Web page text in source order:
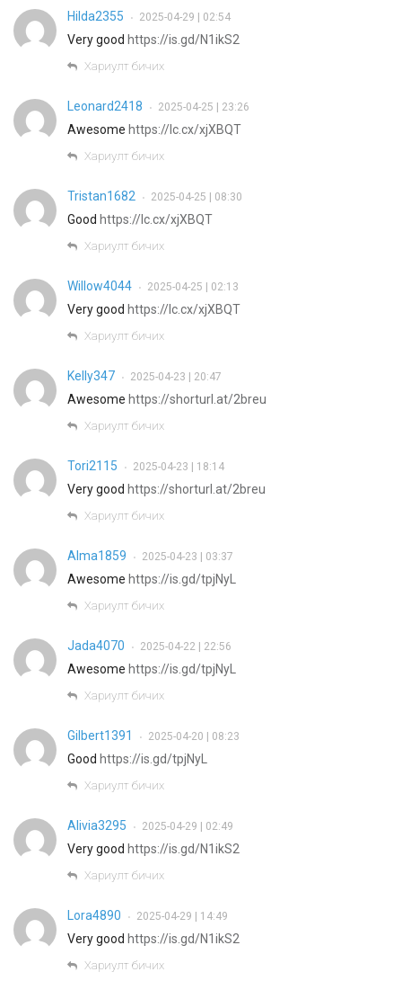
Hilda2355 • 2025-04-29 | 02:54
Very good https://is.gd/N1ikS2
Хариулт бичих
Leonard2418 • 2025-04-25 | 23:26
Awesome https://lc.cx/xjXBQT
Хариулт бичих
Tristan1682 • 2025-04-25 | 08:30
Good https://lc.cx/xjXBQT
Хариулт бичих
Willow4044 • 2025-04-25 | 02:13
Very good https://lc.cx/xjXBQT
Хариулт бичих
Kelly347 • 2025-04-23 | 20:47
Awesome https://shorturl.at/2breu
Хариулт бичих
Tori2115 • 2025-04-23 | 18:14
Very good https://shorturl.at/2breu
Хариулт бичих
Alma1859 • 2025-04-23 | 03:37
Awesome https://is.gd/tpjNyL
Хариулт бичих
Jada4070 • 2025-04-22 | 22:56
Awesome https://is.gd/tpjNyL
Хариулт бичих
Gilbert1391 • 2025-04-20 | 08:23
Good https://is.gd/tpjNyL
Хариулт бичих
Alivia3295 • 2025-04-29 | 02:49
Very good https://is.gd/N1ikS2
Хариулт бичих
Lora4890 • 2025-04-29 | 14:49
Very good https://is.gd/N1ikS2
Хариулт бичих